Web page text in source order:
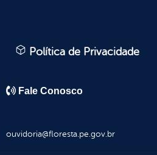
Política de Privacidade
Fale Conosco
ouvidoria@floresta.pe.gov.br